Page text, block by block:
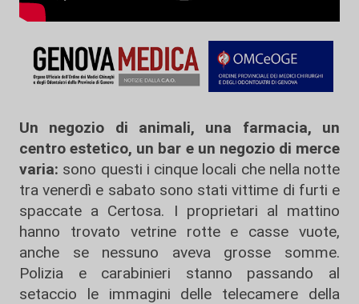
Un negozio di animali, una farmacia, un
centro estetico, un bar e un negozio di merce
varia: sono questi i cinque locali che nella notte
tra venerdì e sabato sono stati vittime di furti e
spaccate a Certosa. I proprietari al mattino
hanno trovato vetrine rotte e casse vuote,
anche se nessuno aveva grosse somme.
Polizia e carabinieri stanno passando al
setaccio le immagini delle telecamere della